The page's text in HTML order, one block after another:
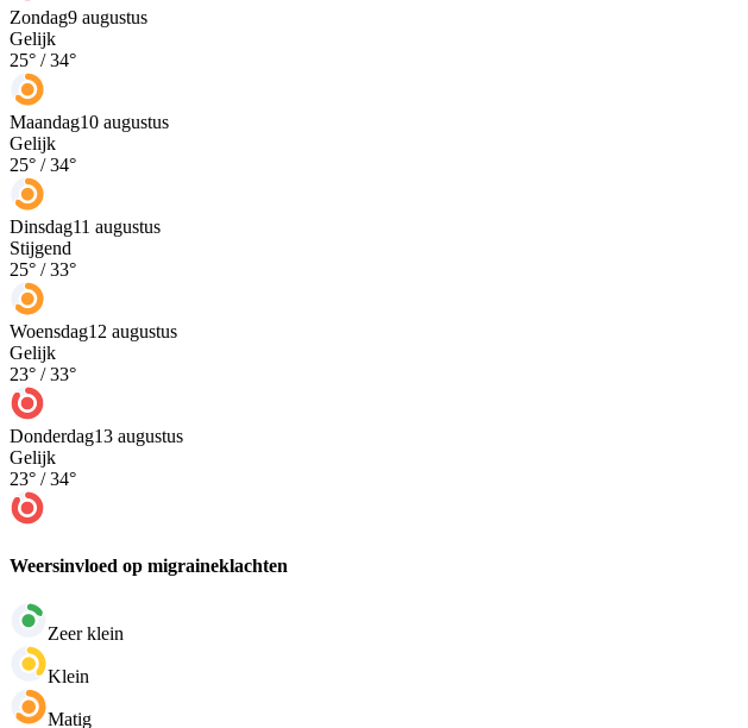
Zondag9 augustus
Gelijk
25° /34°
Maandag10 augustus
Gelijk
25° /34°
Dinsdag11 augustus
Stijgend
25° /33°
Woensdag12 augustus
Gelijk
23° /33°
Donderdag13 augustus
Gelijk
23° /34°
Weersinvloed op migraineklachten
Zeer klein
Klein
Matig